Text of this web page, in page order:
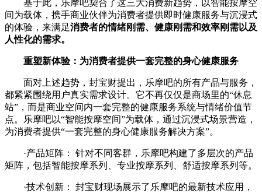
基于此，乐摩吧契合了这三大消费新趋势，以智能按摩空
间为载体，携手商业伙伴为消费者提供即时健康服务与沉浸式
的体验，来满足消费者的情绪刚需、健康刚需和效率刚需以及
人性化的需求。
重塑新体验：为消费者提供一套完整的身心健康服务
面对上述趋势，封宝财提出，乐摩吧的所有产品与服务，
都紧紧围绕用户真实需求设计。它不再仅仅是商场里的“休息
站”，而是商业空间内一套完整的健康服务系统与情绪价值节
点。乐摩吧以“智能按摩空间”为载体，通过沉浸式场景营造，
为消费者提供“一套完整的身心健康服务解决方案”。
·产品矩阵： 针对不同客群，乐摩吧构建了多层次的产品
矩阵，包括智能按摩系列、专业按摩系列、舒适按摩系列等。
·技术创新： 封宝财现场展示了乐摩吧的最新技术应用，